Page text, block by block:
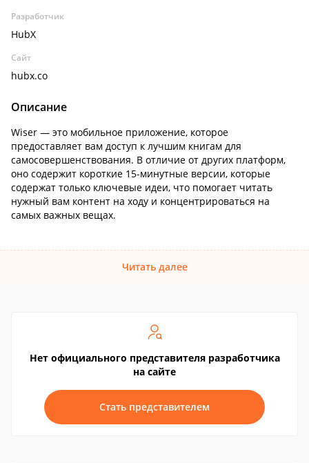
Разработчик
HubX
Сайт
hubx.co
Описание
Wiser — это мобильное приложение, которое
предоставляет вам доступ к лучшим книгам для
самосовершенствования. В отличие от других платформ,
оно содержит короткие 15-минутные версии, которые
содержат только ключевые идеи, что помогает читать
нужный вам контент на ходу и концентрироваться на
самых важных вещах.
Читать далее
Нет официального представителя разработчика
на сайте
Стать представителем